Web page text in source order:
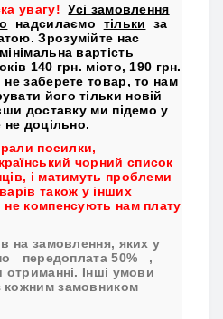
увагу! Усі замовлення
надсилаємо тільки
за
Зрозумійте нас
вартість
140 грн. місто, 190 грн.
заберете товар, то нам
його тільки новій
доставку ми підемо у
не доцільно.
посилки,
чорний список
і матимуть проблеми
також у інших
не компенсують нам плату
на замовлення, яких у
передоплата 50%
,
отриманні. Інші умови
кожним замовником